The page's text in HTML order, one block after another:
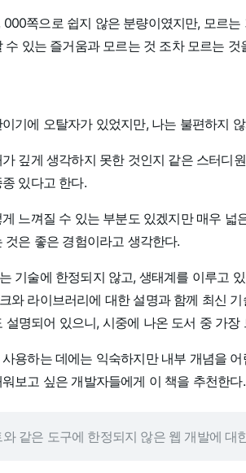
000쪽으로 쉽지 않은 분량이였지만, 모르
수 있는 즐거움과 모르는 것 조차 모르는
기에 오탈자가 있었지만, 나는 불편하지
깊게 생각하지 못한 것인지 같은 스터디
있다고 한다.
느껴질 수 있는 부분도 있겠지만 매우 넓
것은 좋은 경험이라고 생각한다.
기술에 한정되지 않고, 생태계를 이루고
와 라이브러리에 대한 설명과 함께 최신
설명되어 있으니, 시중에 나온 도서 중 가
용하는 데에는 익숙하지만 내부 개념을
보고 싶은 개발자들에게 이 책을 추천한다.
와 같은 도구에 한정되지 않은 웹 개발에 대